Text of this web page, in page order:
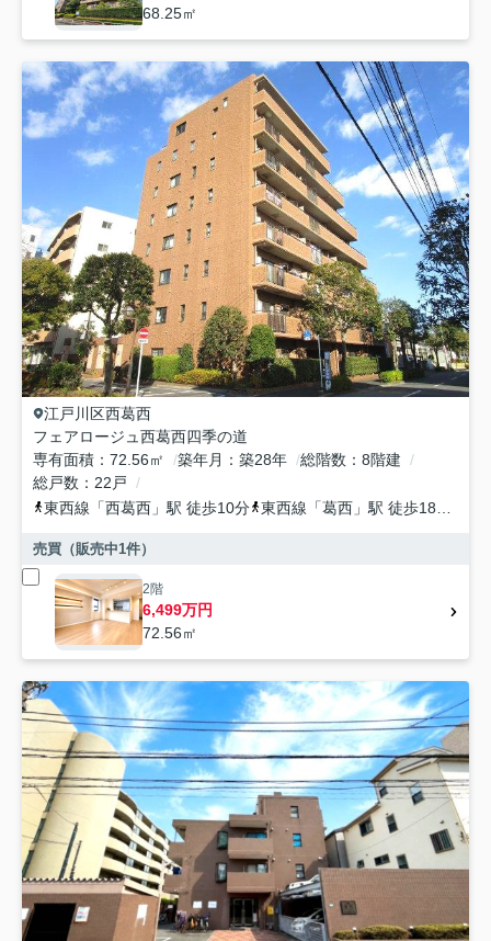
68.25㎡
江戸川区西葛西
フェアロージュ西葛西四季の道
専有面積
72.56㎡ 築年月 築28年 総階数
8階建
総戸数
22戸
東西線 「西葛西 」駅 徒歩10分 東西線 「葛西 」駅 徒歩18分
売買（販売中1件）
2階
6,499万円
72.56㎡